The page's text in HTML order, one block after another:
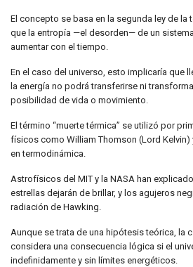
El concepto se basa en la segunda ley de la
que la entropía —el desorden— de un
aumentar con el tiempo.
En el caso del universo, esto implicaría que
la energía no podrá transferirse ni
posibilidad de vida o movimiento.
El término “muerte térmica” se utilizó por
físicos como William Thomson (Lord
en termodinámica.
Astrofísicos del MIT y la NASA han
estrellas dejarán de brillar, y los agujeros
radiación de Hawking.
Aunque se trata de una hipótesis teórica, la
considera una consecuencia lógica si el
indefinidamente y sin límites energéticos.